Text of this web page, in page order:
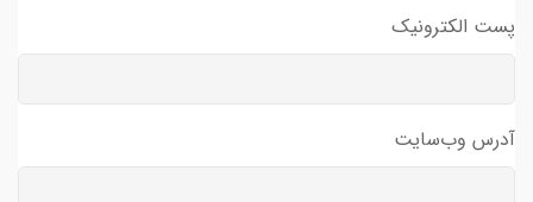
پست الکترونیک
آدرس وب‌سایت